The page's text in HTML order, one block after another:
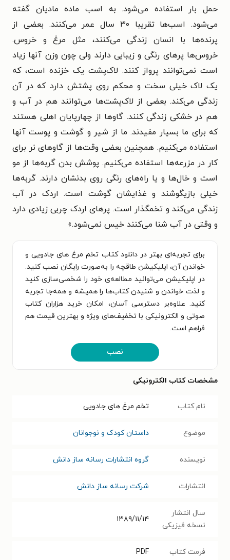
حمل بار استفاده می‌شود. به اسب ماده مادیان گفته
می‌شود. اسب‌ها تقریبا ۳۰ سال عمر می‌کنند. بعضی از
پرنده‌ها با انسان زندگی می‌کنند، مثل مرغ و خروس.
خروس‌ها پرهای رنگی و زیبایی دارند ولی چون وزن آنها زیاد
است نمی‌توانند پرواز کنند. لاک‌پشت یک خزنده است، که
یک لاک خیلی سخت و محکم روی پشتش دارد که در آن
زندگی می‌کند. بعضی از لاک‌پشت‌ها می‌توانند هم در آب و
هم در خشکی زندگی کنند. گاوها از چهارپایان اهلی هستند
که برای ما بسیار مفیدند. ما از شیر و گوشت و پوست آنها
استفاده می‌کنیم. همچنین بعضی وقت‌ها از گاوهای نر برای
کار در مزرعه‌ها استفاده می‌کنیم. پوشش بدن گربه‌ها از مو
است و خال‌ها و یا راه‌های رنگی روی بدنشان دارند. گربه‌ها
خیلی بازیگوشند و غذایشان گوشت است. اردک در آب
زندگی می‌کند و تخمگذار است. پرهای اردک چربی زیادی دارد
و وقتی در آب شنا می‌کنند خیس نمی‌شود.»
برای تجربه‌ای بهتر در دانلود کتاب تخم مرغ های جادویی و
خواندن آن، اپلیکیشن طاقچه را به‌صورت رایگان نصب کنید.
در اپلیکیشن می‌توانید مطالعه‌ی خود را شخصی‌سازی کنید
و لذت خواندن و شنیدن کتاب‌ها را همیشه و همه‌جا تجربه
کنید. علاوه‌بر دسترسی آسان، امکان خرید هزاران کتاب
صوتی و الکترونیکی با تخفیف‌های ویژه و بهترین قیمت هم
فراهم است.
نصب
مشخصات کتاب الکترونیکی
نام کتاب تخم مرغ های جادویی
موضوع داستان کودک و نوجوانان
نویسنده گروه انتشارات رسانه ساز دانش
انتشارات شرکت رسانه ساز دانش
سال انتشار
نسخه فیزیکی
۱۳۸۹/۱۱/۱۴
فرمت کتاب PDF